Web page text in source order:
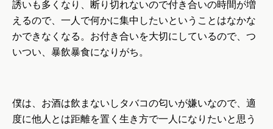
誘いも多くなり、断り切れないので付き合いの時間が増
えるので、一人で何かに集中したいということはなかな
かできなくなる。お付き合いを大切にしているので、つ
いつい、暴飲暴食になりがち。
僕は、お酒は飲まないしタバコの匂いが嫌いなので、適
度に他人とは距離を置く生き方で一人になりたいと思う